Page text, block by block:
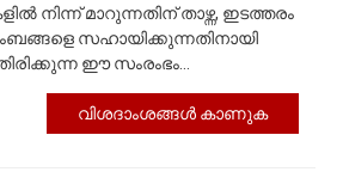
നിന്ന് മാറുന്നതിന് താഴ്ന്ന, ഇടത്തരം
സഹായിക്കുന്നതിനായി
ഈ സംരംഭം...
വിശദാംശങ്ങൾ കാണുക